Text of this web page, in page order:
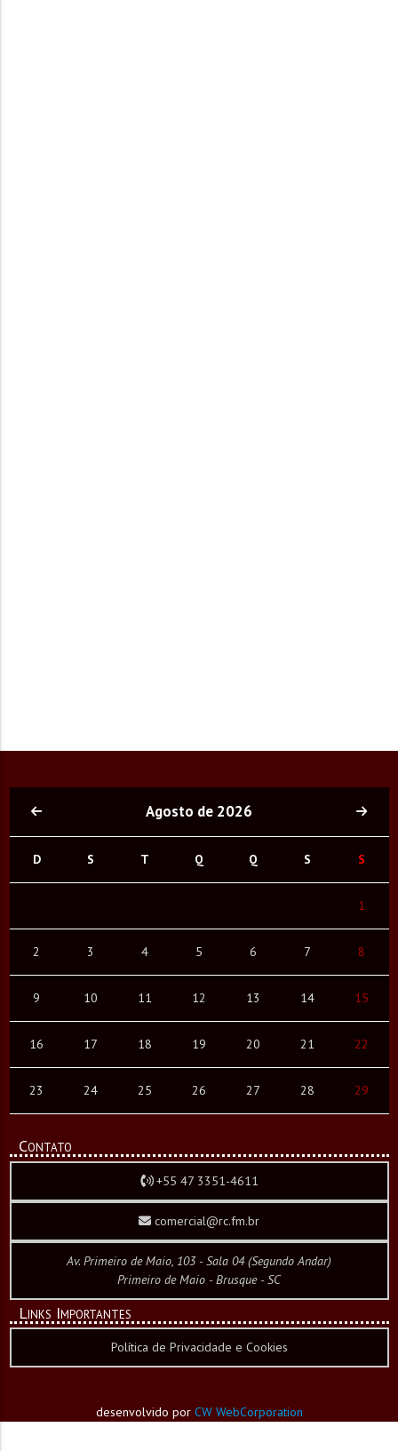
Agosto de 2026
D S T Q Q S S
1
2 3 4 5 6 7 8
9 10 11 12 13 14 15
16 17 18 19 20 21 22
23 24 25 26 27 28 29
Contato
+55 47 3351-4611
comercial@rc.fm.br
Av. Primeiro de Maio, 103 - Sala 04 (Segundo Andar)
Primeiro de Maio - Brusque - SC
Links Importantes
Política de Privacidade e Cookies
desenvolvido por CW WebCorporation